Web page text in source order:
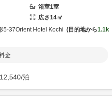
浴室1室
広さ14㎡
5-37Orient Hotel Kochi 目的地から1.1k
金
12,540/泊